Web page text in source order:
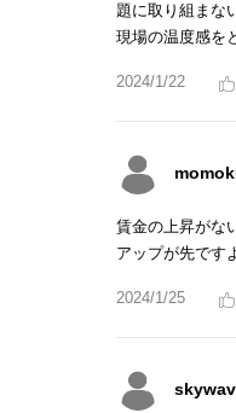
題に取り組まな
現場の温度感を
2024/1/22
賃金の上昇がな
アップが先です
2024/1/25